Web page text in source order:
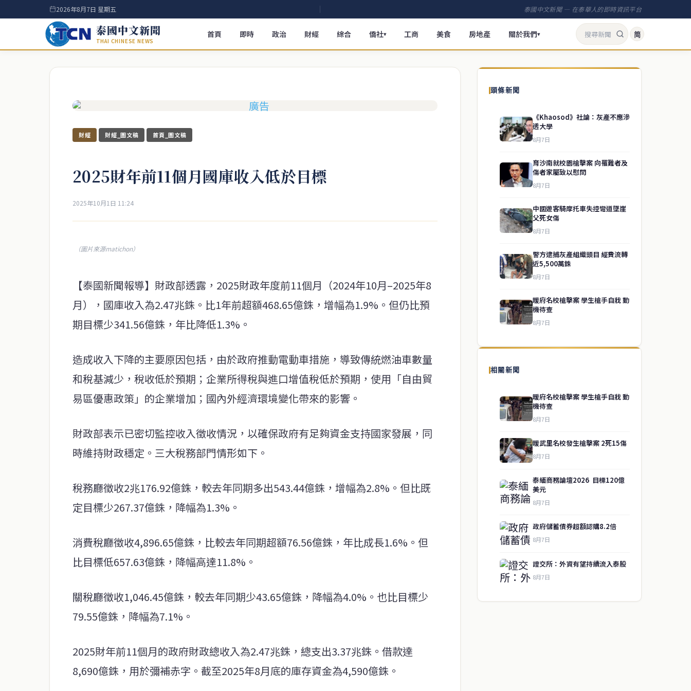
2026年8月7日 星期五 泰國中文新聞 — 在泰華人的即時資訊平台
泰國中文新聞
THAI CHINESE NEWS
首頁 即時 政治 財經 綜合 僑社▾ 工商 美食 房地產 關於我們▾ 简
財經 財經_圖文稿 首頁_圖文稿
2025財年前11個月國庫收入低於目標
2025年10月1日 11:24
（圖片來源matichon）
【泰國新聞報導】財政部透露，2025財政年度前11個月（2024年10月–2025年8
月），國庫收入為2.47兆銖。比1年前超額468.65億銖，增幅為1.9%。但仍比預
期目標少341.56億銖，年比降低1.3%。
造成收入下降的主要原因包括，由於政府推動電動車措施，導致傳統燃油車數量
和稅基減少，稅收低於預期；企業所得稅與進口增值稅低於預期，使用「自由貿
易區優惠政策」的企業增加；國內外經濟環境變化帶來的影響。
財政部表示已密切監控收入徵收情況，以確保政府有足夠資金支持國家發展，同
時維持財政穩定。三大稅務部門情形如下。
稅務廳徵收2兆176.92億銖，較去年同期多出543.44億銖，增幅為2.8%。但比既
定目標少267.37億銖，降幅為1.3%。
消費稅廳徵收4,896.65億銖，比較去年同期超額76.56億銖，年比成長1.6%。但
比目標低657.63億銖，降幅高達11.8%。
關稅廳徵收1,046.45億銖，較去年同期少43.65億銖，降幅為4.0%。也比目標少
79.55億銖，降幅為7.1%。
2025財年前11個月的政府財政總收入為2.47兆銖，總支出3.37兆銖。借款達
8,690億銖，用於彌補赤字。截至2025年8月底的庫存資金為4,590億銖。
頭條新聞
《Khaosod》社論：灰產不應滲
透大學
8月7日
育沙南就校園槍擊案 向罹難者及
傷者家屬致以慰問
8月7日
中國遊客騎摩托車失控彎道墜崖
父死女傷
8月7日
警方逮捕灰產組織頭目 經費流轉
近5,500萬銖
8月7日
暖府名校槍擊案 學生槍手自戕 動
機待查
8月7日
相關新聞
暖府名校槍擊案 學生槍手自戕 動
機待查
8月7日
暖武里名校發生槍擊案 2死15傷
8月7日
泰緬商務論壇2026 目標120億
美元
8月7日
政府儲蓄債券超額認購8.2倍
8月7日
證交所：外資有望持續流入泰股
8月7日